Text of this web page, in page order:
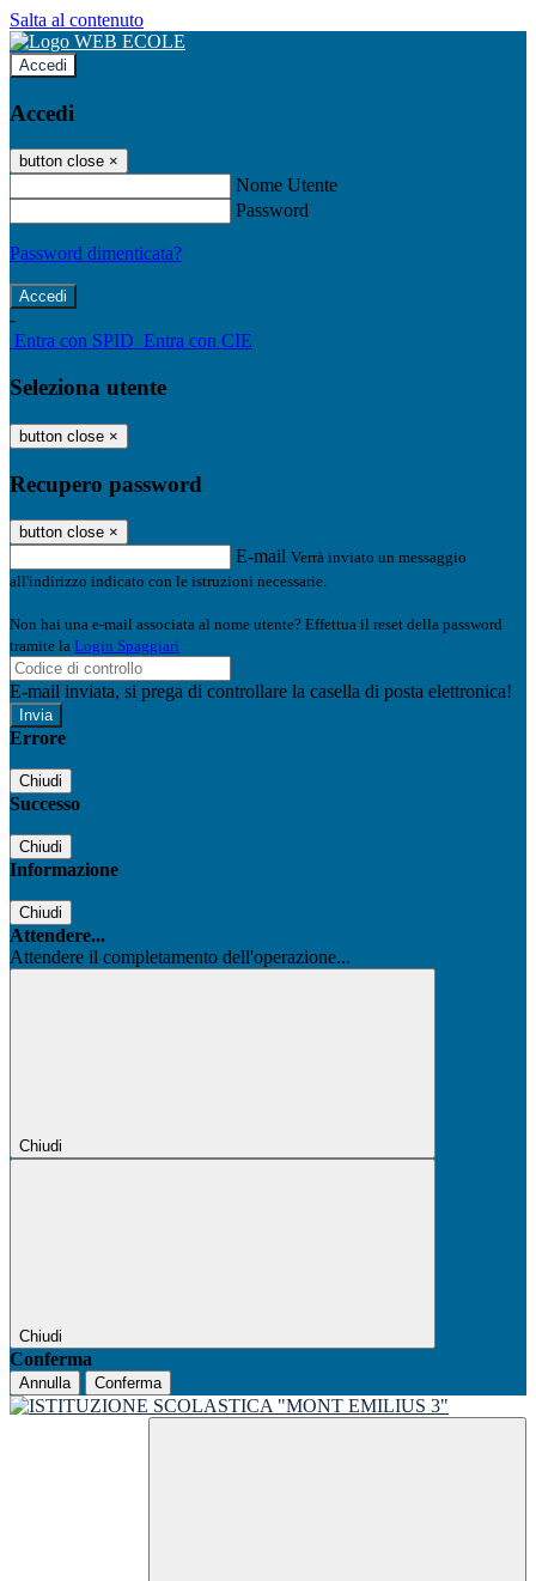
Salta al contenuto
Accedi
Accedi
button close ×
Nome Utente
Password
Password dimenticata?
-
Entra con SPID Entra con CIE
Seleziona utente
button close ×
Recupero password
button close ×
E-mail Verrà inviato un messaggio
all'indirizzo indicato con le istruzioni necessarie.
Non hai una e-mail associata al nome utente? Effettua il reset della password
tramite la Login Spaggiari
E-mail inviata, si prega di controllare la casella di posta elettronica!
Errore
Chiudi
Successo
Chiudi
Informazione
Chiudi
Attendere...
Attendere il completamento dell'operazione...
Chiudi
Chiudi
Conferma
Annulla Conferma